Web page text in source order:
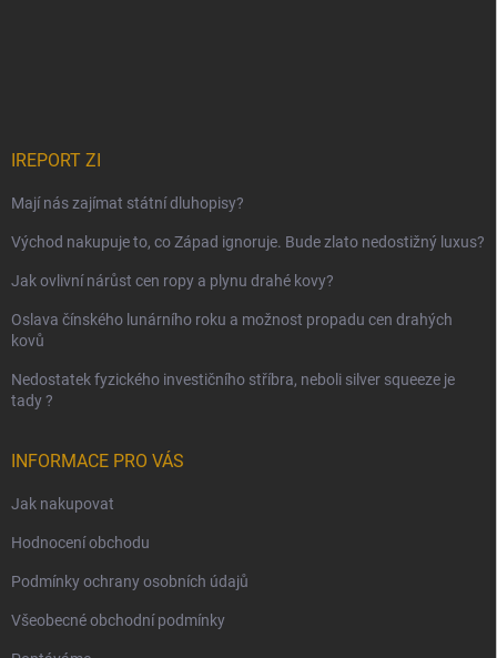
IREPORT ZI
Mají nás zajímat státní dluhopisy?
Východ nakupuje to, co Západ ignoruje. Bude zlato nedostižný luxus?
Jak ovlivní nárůst cen ropy a plynu drahé kovy?
Oslava čínského lunárního roku a možnost propadu cen drahých
kovů
Nedostatek fyzického investičního stříbra, neboli silver squeeze je
tady ?
INFORMACE PRO VÁS
Jak nakupovat
Hodnocení obchodu
Podmínky ochrany osobních údajů
Všeobecné obchodní podmínky